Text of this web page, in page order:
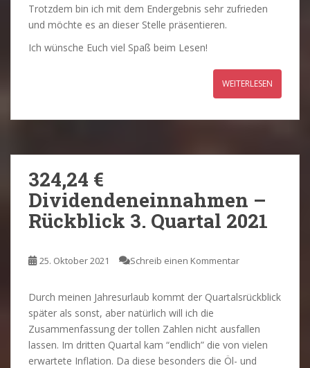
Trotzdem bin ich mit dem Endergebnis sehr zufrieden
und möchte es an dieser Stelle präsentieren.
Ich wünsche Euch viel Spaß beim Lesen!
WEITERLESEN
324,24 €
Dividendeneinnahmen –
Rückblick 3. Quartal 2021
25. Oktober 2021 Schreib einen Kommentar
Durch meinen Jahresurlaub kommt der Quartalsrückblick
später als sonst, aber natürlich will ich die
Zusammenfassung der tollen Zahlen nicht ausfallen
lassen. Im dritten Quartal kam “endlich” die von vielen
erwartete Inflation. Da diese besonders die Öl- und